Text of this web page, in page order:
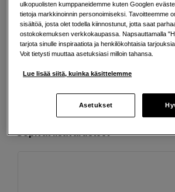
Ilmainen toimitus yli 200 EUR
Osta nyt ja maksa myöhemmin
Henkilökohtaista palvelua
Sopivat lisävarusteet
ulkopuolisten kumppaneidemme kuten Googlen
tietoja markkinoinnin personoimiseksi. Tavoitteemme
sisältöä, josta olet todella kiinnostunut, jotta saat
ostokokemuksen verkkokaupassa. Napsauttamalla
tarjota sinulle inspiraatiota ja henkilökohtaisia
Voit tietysti muuttaa asetuksiasi milloin tahansa.
Lue lisää siitä, kuinka käsittelemme
Asetukset